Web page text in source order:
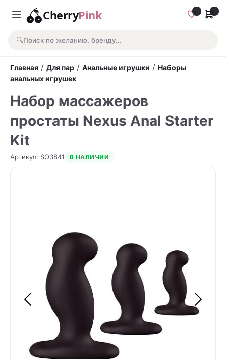
CherryPink
🔍Поиск по желанию, бренду…
Главная / Для пар / Анальные игрушки / Наборы
анальных игрушек
Набор массажеров
простаты Nexus Anal Starter
Kit
Артикул: SO3841 В НАЛИЧИИ